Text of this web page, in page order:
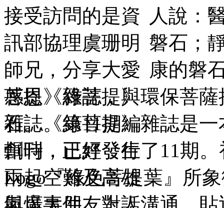
人說：
磐石；
康的磐
菩提》雜誌，與環保菩
石。《綠菩提》雜誌是一
創刊，已經發行了11期
Logo『綠色菩提葉』所